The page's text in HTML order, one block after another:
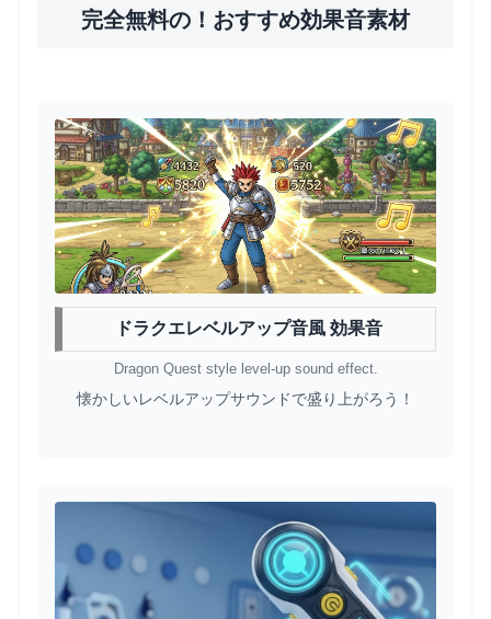
完全無料の！おすすめ効果音素材
ドラクエレベルアップ音風 効果音
Dragon Quest style level-up sound effect.
懐かしいレベルアップサウンドで盛り上がろう！